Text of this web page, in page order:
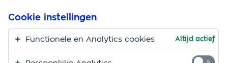
tot maximaal € 750,- per reis, voor alle verzekerden
samen.
Bereken je premie
Cookie instellingen
Functionele en Analytics cookies Altijd actief